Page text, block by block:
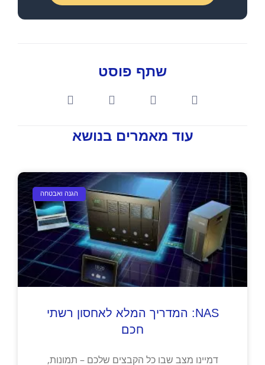
שתף פוסט
עוד מאמרים בנושא
הגנה ואבטחה
NAS: המדריך המלא לאחסון רשתי
חכם
דמיינו מצב שבו כל הקבצים שלכם – תמונות,